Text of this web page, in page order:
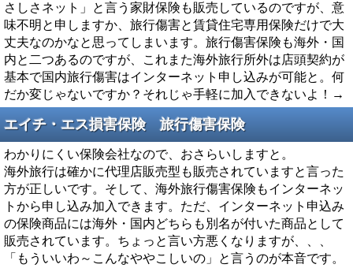
さしさネット」と言う家財保険も販売しているのですが、意
味不明と申しますか、旅行傷害と賃貸住宅専用保険だけで大
丈夫なのかなと思ってしまいます。旅行傷害保険も海外・国
内と二つあるのですが、これまた海外旅行所外は店頭契約が
基本で国内旅行傷害はインターネット申し込みが可能と。何
だか変じゃないですか？それじゃ手軽に加入できないよ！→
エイチ・エス損害保険 旅行傷害保険
わかりにくい保険会社なので、おさらいしますと。
海外旅行は確かに代理店販売型も販売されていますと言った
方が正しいです。そして、海外旅行傷害保険もインターネッ
トから申し込み加入できます。ただ、インターネット申込み
の保険商品には海外・国内どちらも別名が付いた商品として
販売されています。ちょっと言い方悪くなりますが、、、
「もういいわ～こんなややこしいの」と言うのが本音です。